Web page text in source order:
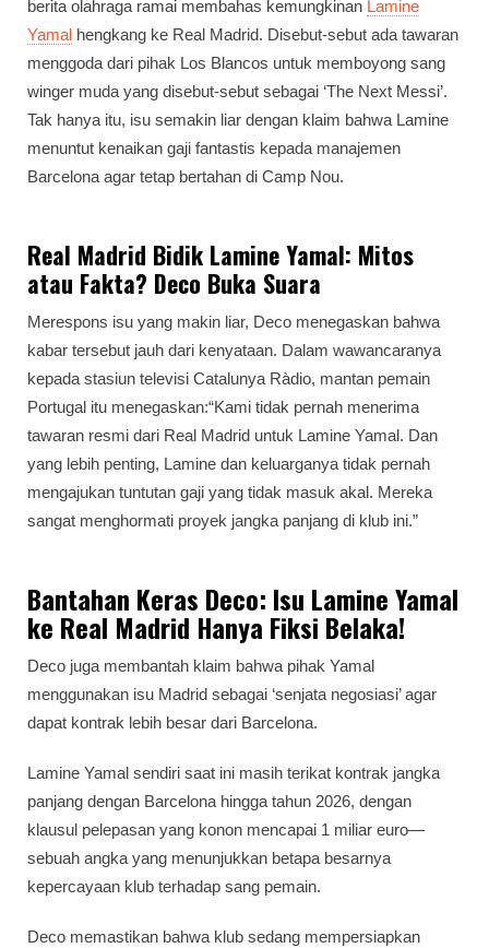
berita olahraga ramai membahas kemungkinan Lamine
Yamal hengkang ke Real Madrid. Disebut-sebut ada tawaran
menggoda dari pihak Los Blancos untuk memboyong sang
winger muda yang disebut-sebut sebagai ‘The Next Messi’.
Tak hanya itu, isu semakin liar dengan klaim bahwa Lamine
menuntut kenaikan gaji fantastis kepada manajemen
Barcelona agar tetap bertahan di Camp Nou.
Real Madrid Bidik Lamine Yamal: Mitos
atau Fakta? Deco Buka Suara
Merespons isu yang makin liar, Deco menegaskan bahwa
kabar tersebut jauh dari kenyataan. Dalam wawancaranya
kepada stasiun televisi Catalunya Ràdio, mantan pemain
Portugal itu menegaskan:“Kami tidak pernah menerima
tawaran resmi dari Real Madrid untuk Lamine Yamal. Dan
yang lebih penting, Lamine dan keluarganya tidak pernah
mengajukan tuntutan gaji yang tidak masuk akal. Mereka
sangat menghormati proyek jangka panjang di klub ini.”
Bantahan Keras Deco: Isu Lamine Yamal
ke Real Madrid Hanya Fiksi Belaka!
Deco juga membantah klaim bahwa pihak Yamal
menggunakan isu Madrid sebagai ‘senjata negosiasi’ agar
dapat kontrak lebih besar dari Barcelona.
Lamine Yamal sendiri saat ini masih terikat kontrak jangka
panjang dengan Barcelona hingga tahun 2026, dengan
klausul pelepasan yang konon mencapai 1 miliar euro—
sebuah angka yang menunjukkan betapa besarnya
kepercayaan klub terhadap sang pemain.
Deco memastikan bahwa klub sedang mempersiapkan